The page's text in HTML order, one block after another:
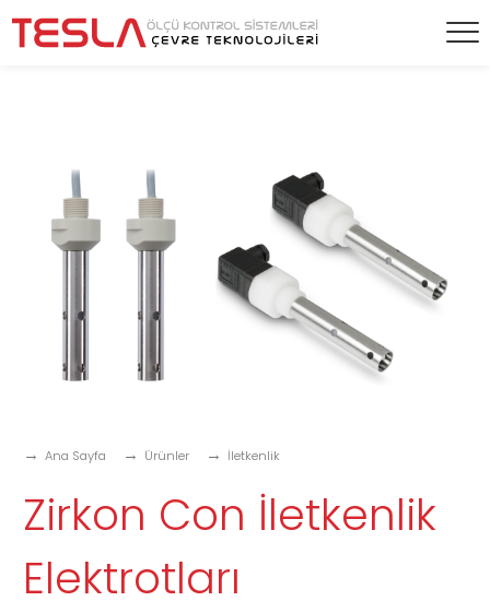
Ana Sayfa Ürünler İletkenlik
Zirkon Con İletkenlik
Elektrotları